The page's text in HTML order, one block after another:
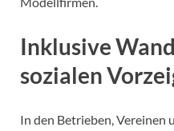
Inklusive
sozialen
In den Betrieben, Vereinen